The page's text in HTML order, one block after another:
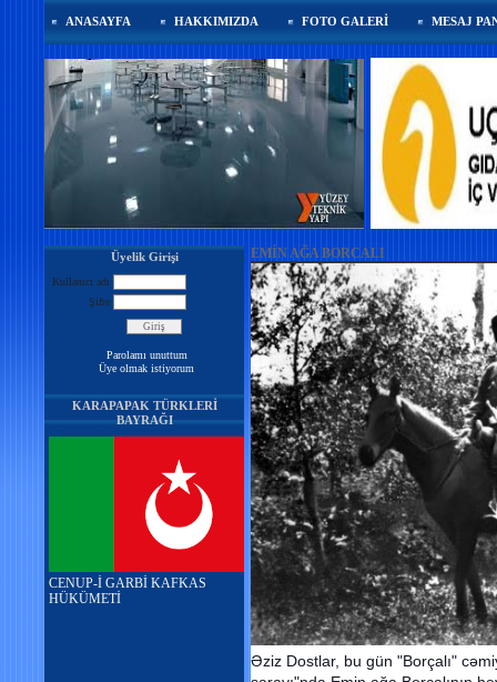
ANASAYFA HAKKIMIZDA FOTO GALERİ MESAJ
Üyelik Girişi
Kullanıcı adı
Şifre
Parolamı unuttum
Üye olmak istiyorum
KARAPAPAK TÜRKLERİ
BAYRAĞI
CENUP-İ GARBİ KAFKAS
HÜKÜMETİ
EMİN AĞA BORCALI
Əziz Dostlar, bu gün "Borçalı"